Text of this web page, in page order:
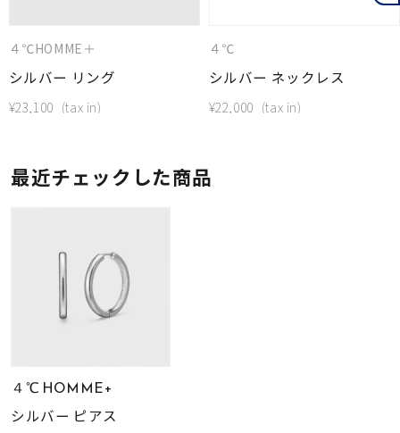
４℃HOMME＋
シルバー リング
¥23,100
４℃
シルバー ネックレス
¥22,000
最近チェックした商品
４℃ HOMME+
シルバー ピアス